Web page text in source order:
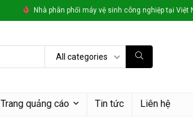
Nhà phân phối máy vệ sinh công nghiệp tại Việt
All categories
Trang quảng cáo Tin tức Liên hệ